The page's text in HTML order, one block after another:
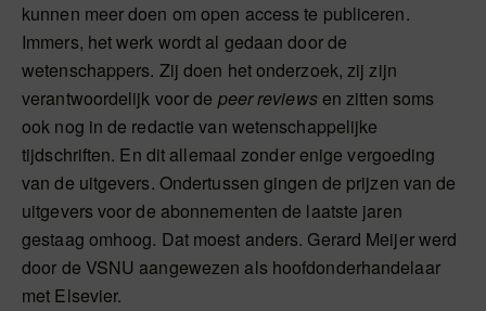
kunnen meer doen om open access te publiceren.
Immers, het werk wordt al gedaan door de
wetenschappers. Zij doen het onderzoek, zij zijn
verantwoordelijk voor de peer reviewsen zitten soms
ook nog in de redactie van wetenschappelijke
tijdschriften. En dit allemaal zonder enige vergoeding
van de uitgevers. Ondertussen gingen de prijzen van de
uitgevers voor de abonnementen de laatste jaren
gestaag omhoog. Dat moest anders. Gerard Meijer werd
door de VSNU aangewezen als hoofdonderhandelaar
met Elsevier.